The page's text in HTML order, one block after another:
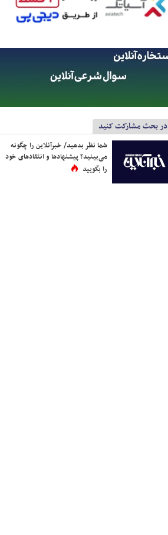
در بحث مشارکت کنید
شما نظر بدهید/ خبرآنلاین را چگونه
می‌بینید؟ پیشنهادها و انتقادهای خود
را بگویید